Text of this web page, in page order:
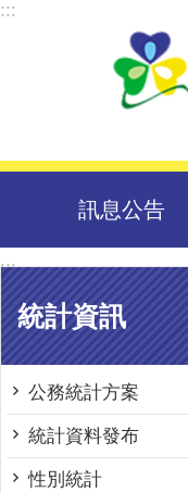
跳到主要內容區塊
:::
訊息公告
:::
統計資訊
公務統計方案
統計資料發布
性別統計